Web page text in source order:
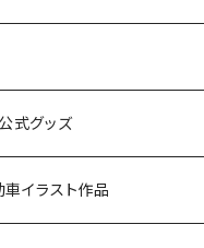
ンカチ
スト
ニカー
バッジ
式グッズ
イラスト作品